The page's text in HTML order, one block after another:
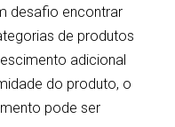
desafio encontrar
de produtos
adicional
do produto, o
pode ser